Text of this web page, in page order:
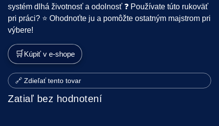
systém dlhá životnosť a odolnosť ❓ Používate túto rukoväť
pri práci? ⭐ Ohodnoťte ju a pomôžte ostatným majstrom pri
výbere!
🛒Kúpiť v e-shope
🔗 Zdieľať tento tovar
Zatiaľ bez hodnotení